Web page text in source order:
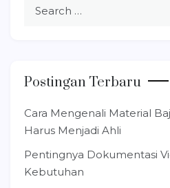
Postingan Terbaru
Cara Mengenali Material
Harus Menjadi Ahli
Pentingnya Dokumentasi
Kebutuhan